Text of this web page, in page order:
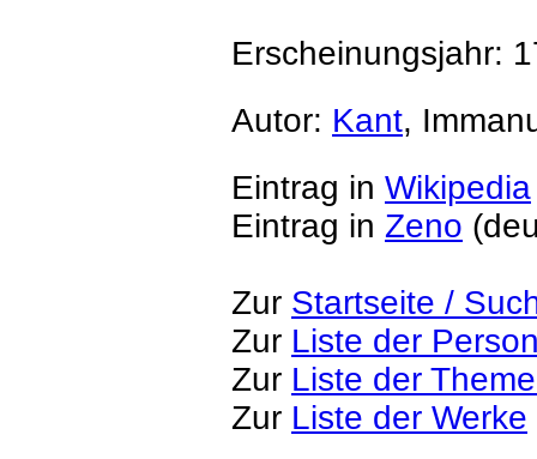
Erscheinungsjahr:
Autor: Kant,
Eintrag in Wikipedia
Eintrag in Zeno
Zur Startseite /
Zur Liste der
Zur Liste der
Zur Liste der Werke